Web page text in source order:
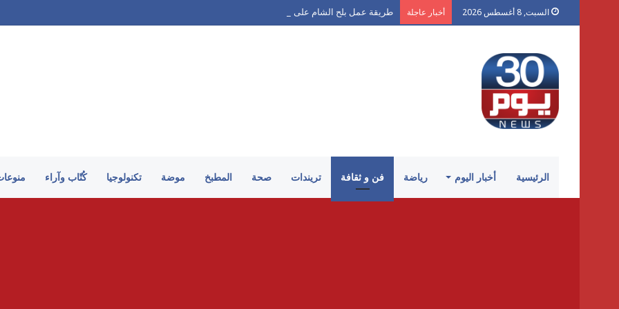
السبت, 8 أغسطس 2026 أخبار عاجلة طريقة عمل بلح الشام على الطريقة السورية
الرئيسية أخبار اليوم رياضة فن و ثقافة تريندات صحة المطبخ موضة تكنولوجيا كُتّاب وآراء